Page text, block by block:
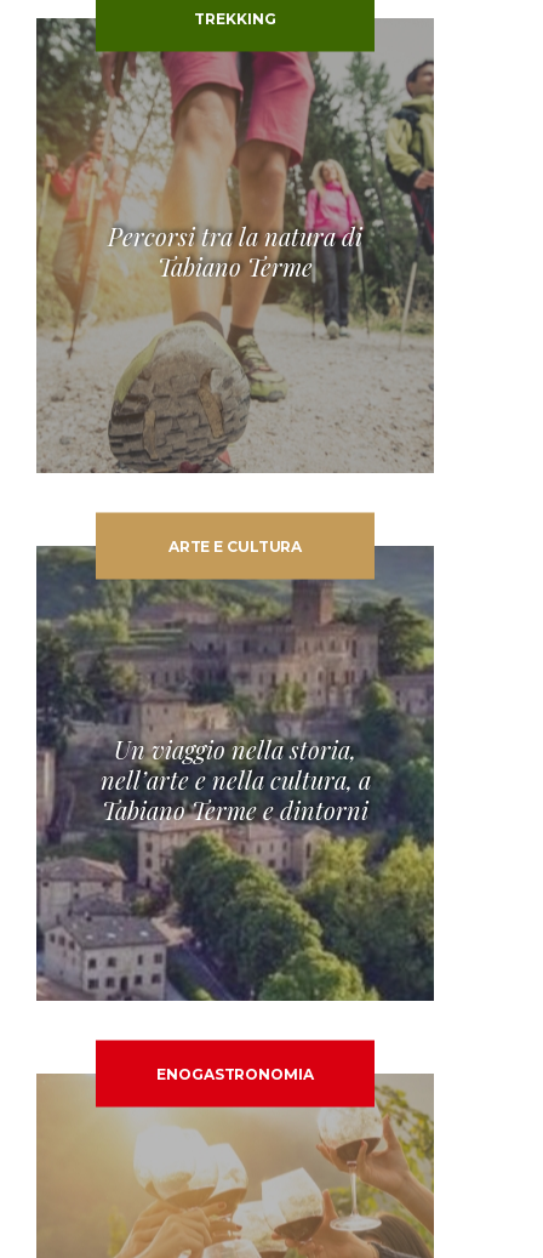
TREKKING
Percorsi tra la natura di
Tabiano Terme
ARTE E CULTURA
Un viaggio nella storia,
nell’arte e nella cultura, a
Tabiano Terme e dintorni
ENOGASTRONOMIA